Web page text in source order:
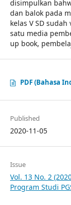
disimpulkan
dan balok pada
kelas V SD
satu media
up book,
PDF (Bahasa
Published
2020-11-05
Issue
Vol. 13 No. 2
Program Studi